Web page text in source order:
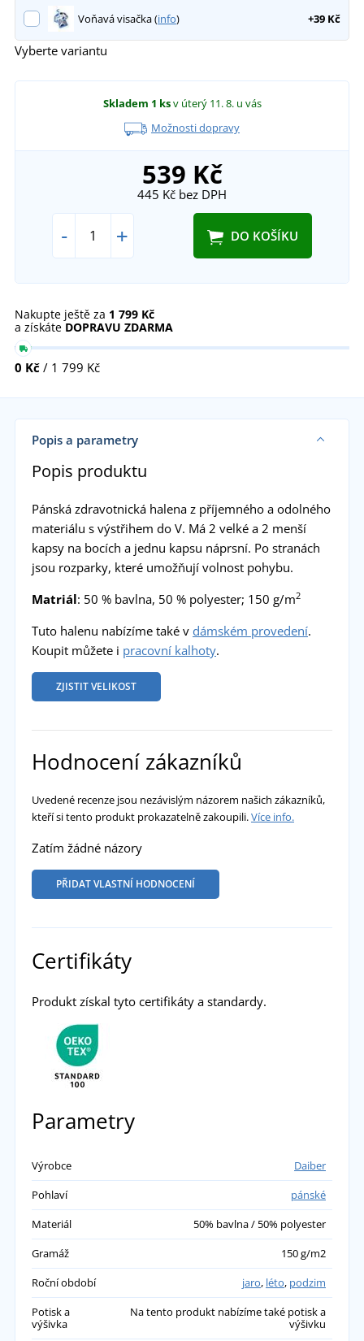
Voňavá visačka (info) +39 Kč
Vyberte variantu
Skladem 1 ksv úterý 11. 8. u vás
Možnosti dopravy
539 Kč
445 Kč bez DPH
- + DO KOŠÍKU
Nakupte ještě za 1 799 Kč
a získáte DOPRAVU ZDARMA
0 Kč / 1 799 Kč
Popis a parametry
Popis produktu
Pánská zdravotnická halena z příjemného a odolného
materiálu s výstřihem do V. Má 2 velké a 2 menší
kapsy na bocích a jednu kapsu náprsní. Po stranách
jsou rozparky, které umožňují volnost pohybu.
Matriál: 50 % bavlna, 50 % polyester; 150 g/m2
Tuto halenu nabízíme také v dámském provedení.
Koupit můžete i pracovní kalhoty.
ZJISTIT VELIKOST
Hodnocení zákazníků
Uvedené recenze jsou nezávislým názorem našich zákazníků,
kteří si tento produkt prokazatelně zakoupili.Více info.
Zatím žádné názory
PŘIDAT VLASTNÍ HODNOCENÍ
Certifikáty
Produkt získal tyto certifikáty a standardy.
Parametry
Výrobce
Daiber
Pohlaví
pánské
Materiál
50% bavlna / 50% polyester
Gramáž
150 g/m2
Roční období
jaro, léto, podzim
Potisk a
výšivka
Na tento produkt nabízíme také potisk a
výšivku